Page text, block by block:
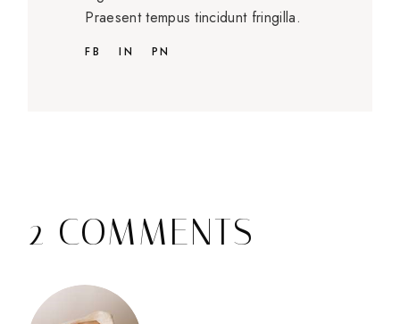
Praesent tempus tincidunt fringilla.
FB IN PN
2 COMMENTS